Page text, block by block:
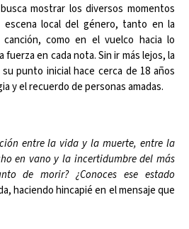
mostrar los diversos momentos
local del género, tanto en la
como en el vuelco hacia lo
fuerza en cada nota. Sin ir más lejos, la
punto inicial hace cerca de 18 años
y el recuerdo de personas amadas.
entre la vida y la muerte, entre la
en vano y la incertidumbre del más
de morir? ¿Conoces ese estado
haciendo hincapié en el mensaje que